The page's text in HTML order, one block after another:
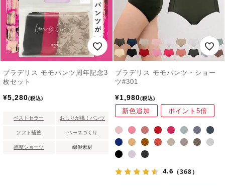
ブラデリス モモパンツ周年記念3
枚セット
¥5,280 税込
ベストセラー おしりが桃！パンツ
ソフト補整 ベースづくり
補整ショーツ 綿混素材
ブラデリス モモパンツ・ショー
ツ#301
¥1,980 税込
新色追加 ポイント5倍
4.6 （368）